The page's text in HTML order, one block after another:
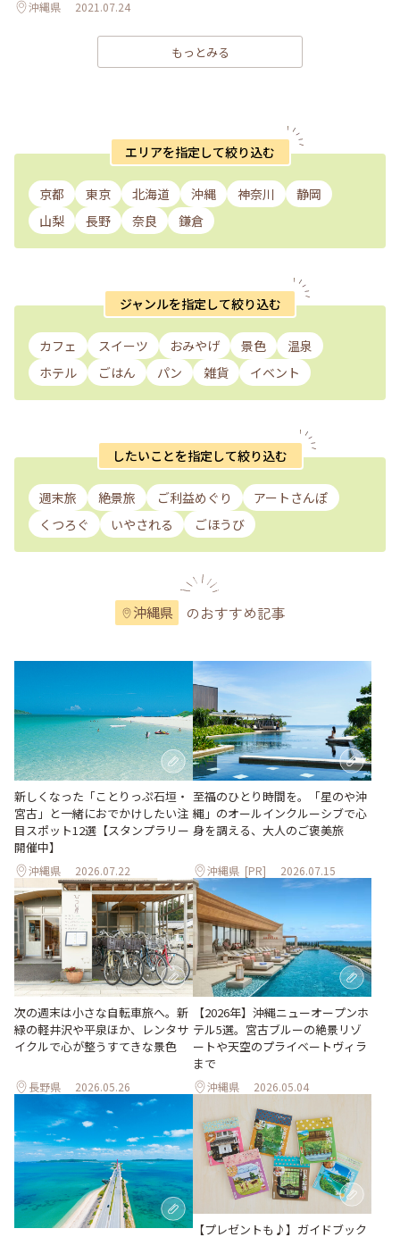
沖縄県 2021.07.24
もっとみる
エリアを指定して絞り込む
京都 東京 北海道 沖縄 神奈川
静岡
山梨
長野 奈良 鎌倉
ジャンルを指定して絞り込む
カフェ スイーツ おみやげ 景色
温泉
ホテル
ごはん パン 雑貨 イベント
したいことを指定して絞り込む
週末旅 絶景旅 ご利益めぐり
アートさんぽ
くつろぐ
いやされる ごほうび
沖縄県 のおすすめ記事
新しくなった「ことりっぷ石垣・
宮古」と一緒におでかけしたい注
目スポット12選【スタンプラリー
開催中】
沖縄県 2026.07.22
至福のひとり時間を。「星のや沖
縄」のオールインクルーシブで心
身を調える、大人のご褒美旅
沖縄県 [PR] 2026.07.15
次の週末は小さな自転車旅へ。新
緑の軽井沢や平泉ほか、レンタサ
イクルで心が整うすてきな景色
長野県 2026.05.26
【2026年】沖縄ニューオープンホ
テル5選。宮古ブルーの絶景リゾ
ートや天空のプライベートヴィラ
まで
沖縄県 2026.05.04
【プレゼントも♪】ガイドブック